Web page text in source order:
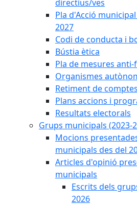
directius/ves
Pla d'Acció
2027
Codi de conducta i
Bústia ètica
Pla de mesures
Organismes
Retiment de comptes
Plans accions i
Resultats electorals
Grups municipals (2023-
Mocions
municipals des del
Articles d'opinió
municipals
Escrits dels
2026